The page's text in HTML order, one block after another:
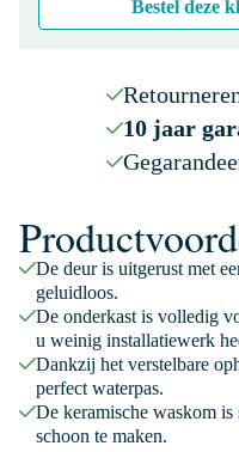
Bestel deze
10 jaar
De deur is uitgerust met
geluidloos.
De onderkast is volledig
u weinig installatiewerk
Dankzij het verstelbare
perfect waterpas.
De keramische waskom
schoon te maken.